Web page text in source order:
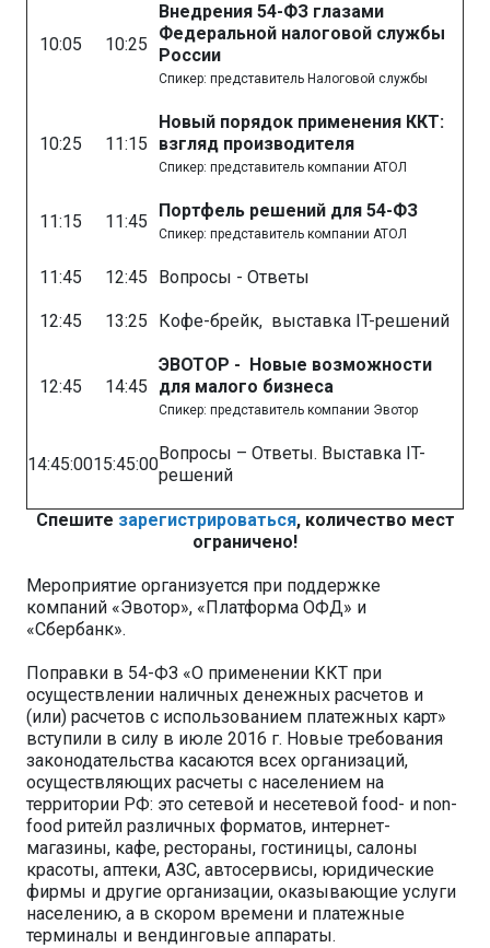
10:05 10:25
Внедрения 54-ФЗ глазами
Федеральной налоговой службы
России
Спикер: представитель Налоговой службы
10:25 11:15
Новый порядок применения ККТ:
взгляд производителя
Спикер: представитель компании АТОЛ
11:15 11:45
Портфель решений для 54-ФЗ
Спикер: представитель компании АТОЛ
11:45 12:45 Вопросы - Ответы
12:45 13:25 Кофе-брейк, выставка IT-решений
12:45 14:45
ЭВОТОР - Новые возможности
для малого бизнеса
Спикер: представитель компании Эвотор
14:45:0015:45:00
Вопросы – Ответы. Выставка IT-
решений
Спешите зарегистрироваться, количество мест
ограничено!
Мероприятие организуется при поддержке
компаний «Эвотор», «Платформа ОФД» и
«Сбербанк».
Поправки в 54-ФЗ «О применении ККТ при
осуществлении наличных денежных расчетов и
(или) расчетов с использованием платежных карт»
вступили в силу в июле 2016 г. Новые требования
законодательства касаются всех организаций,
осуществляющих расчеты с населением на
территории РФ: это сетевой и несетевой food- и non-
food ритейл различных форматов, интернет-
магазины, кафе, рестораны, гостиницы, салоны
красоты, аптеки, АЗС, автосервисы, юридические
фирмы и другие организации, оказывающие услуги
населению, а в скором времени и платежные
терминалы и вендинговые аппараты.